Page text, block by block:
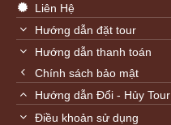
Liên Hệ
Hướng dẫn đặt tour
Hướng dẫn thanh toán
Chính sách bảo mật
Hướng dẫn Đổi - Hủy Tour
Điều khoản sử dụng